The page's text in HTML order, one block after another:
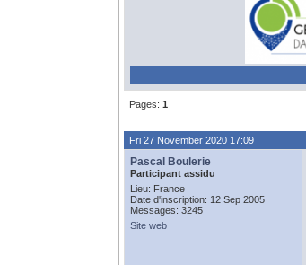
Pages: 1
Fri 27 November 2020 17:09
Pascal Boulerie
Participant assidu
Lieu: France
Date d'inscription: 12 Sep 2005
Messages: 3245
Site web